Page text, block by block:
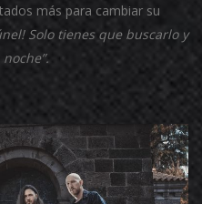
más para cambiar su
Solo tienes que buscarlo y